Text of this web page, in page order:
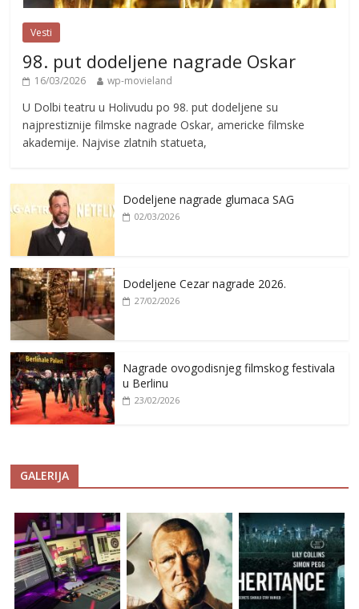
Vesti
98. put dodeljene nagrade Oskar
16/03/2026 wp-movieland
U Dolbi teatru u Holivudu po 98. put dodeljene su
najprestiznije filmske nagrade Oskar, americke filmske
akademije. Najvise zlatnih statueta,
Dodeljene nagrade glumaca SAG
02/03/2026
Dodeljene Cezar nagrade 2026.
27/02/2026
Nagrade ovogodisnjeg filmskog festivala
u Berlinu
23/02/2026
GALERIJA